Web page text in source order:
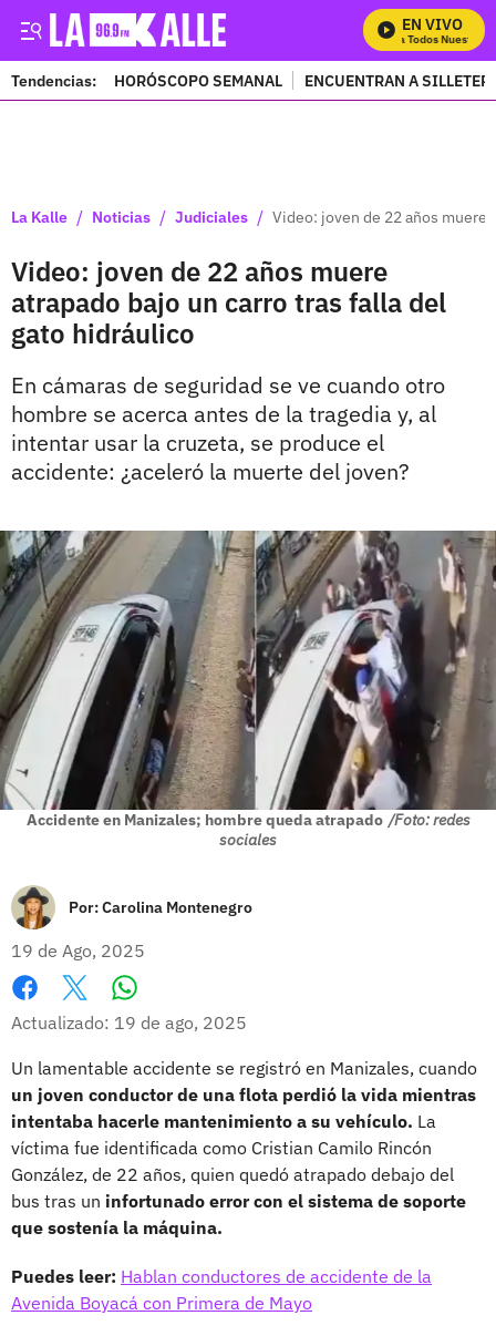
EN VIVO
Mira Todos Nuestros
Tendencias: HORÓSCOPO SEMANAL ENCUENTRAN A
La Kalle / Noticias / Judiciales / Video: joven de 22 años muere
Video: joven de 22 años muere
atrapado bajo un carro tras falla del
gato hidráulico
En cámaras de seguridad se ve cuando otro
hombre se acerca antes de la tragedia y, al
intentar usar la cruzeta, se produce el
accidente: ¿aceleró la muerte del joven?
Accidente en Manizales; hombre queda atrapado /Foto: redes
sociales
Por:Carolina Montenegro
19 de Ago, 2025
Facebook
X
Actualizado: 19 de ago, 2025
Un lamentable accidente se registró en Manizales, cuando
un joven conductor de una flota perdió la vida mientras
intentaba hacerle mantenimiento a su vehículo. La
víctima fue identificada como Cristian Camilo Rincón
González, de 22 años, quien quedó atrapado debajo del
bus tras un infortunado error con el sistema de soporte
que sostenía la máquina.
Puedes leer: Hablan conductores de accidente de la
Avenida Boyacá con Primera de Mayo